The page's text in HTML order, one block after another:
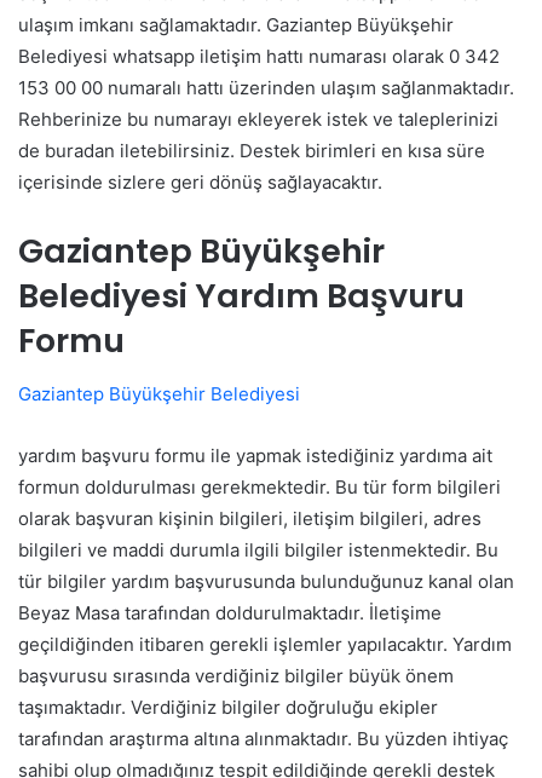
ulaşım imkanı sağlamaktadır. Gaziantep Büyükşehir
Belediyesi whatsapp iletişim hattı numarası olarak 0 342
153 00 00 numaralı hattı üzerinden ulaşım sağlanmaktadır.
Rehberinize bu numarayı ekleyerek istek ve taleplerinizi
de buradan iletebilirsiniz. Destek birimleri en kısa süre
içerisinde sizlere geri dönüş sağlayacaktır.
Gaziantep Büyükşehir
Belediyesi Yardım Başvuru
Formu
Gaziantep Büyükşehir Belediyesi
yardım başvuru formu ile yapmak istediğiniz yardıma ait
formun doldurulması gerekmektedir. Bu tür form bilgileri
olarak başvuran kişinin bilgileri, iletişim bilgileri, adres
bilgileri ve maddi durumla ilgili bilgiler istenmektedir. Bu
tür bilgiler yardım başvurusunda bulunduğunuz kanal olan
Beyaz Masa tarafından doldurulmaktadır. İletişime
geçildiğinden itibaren gerekli işlemler yapılacaktır. Yardım
başvurusu sırasında verdiğiniz bilgiler büyük önem
taşımaktadır. Verdiğiniz bilgiler doğruluğu ekipler
tarafından araştırma altına alınmaktadır. Bu yüzden ihtiyaç
sahibi olup olmadığınız tespit edildiğinde gerekli destek